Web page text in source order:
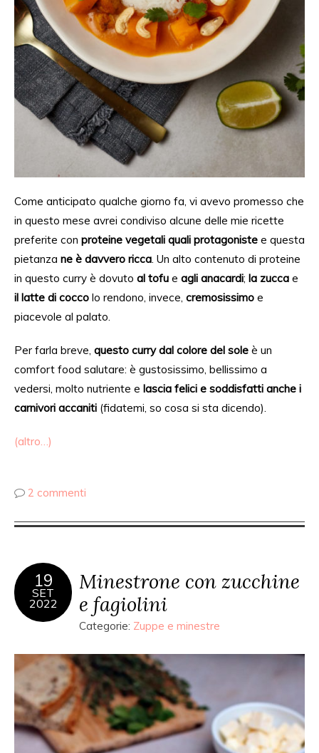
Come anticipato qualche giorno fa, vi avevo promesso che
in questo mese avrei condiviso alcune delle mie ricette
preferite con proteine vegetali quali protagoniste e questa
pietanza ne è davvero ricca. Un alto contenuto di proteine
in questo curry è dovuto al tofu e agli anacardi; la zucca e
il latte di cocco lo rendono, invece, cremosissimo e
piacevole al palato.
Per farla breve, questo curry dal colore del sole è un
comfort food salutare: è gustosissimo, bellissimo a
vedersi, molto nutriente e lascia felici e soddisfatti anche i
carnivori accaniti (fidatemi, so cosa si sta dicendo).
(altro…)
2 commenti
19
SET
2022
Minestrone con zucchine
e fagiolini
Categorie: Zuppe e minestre